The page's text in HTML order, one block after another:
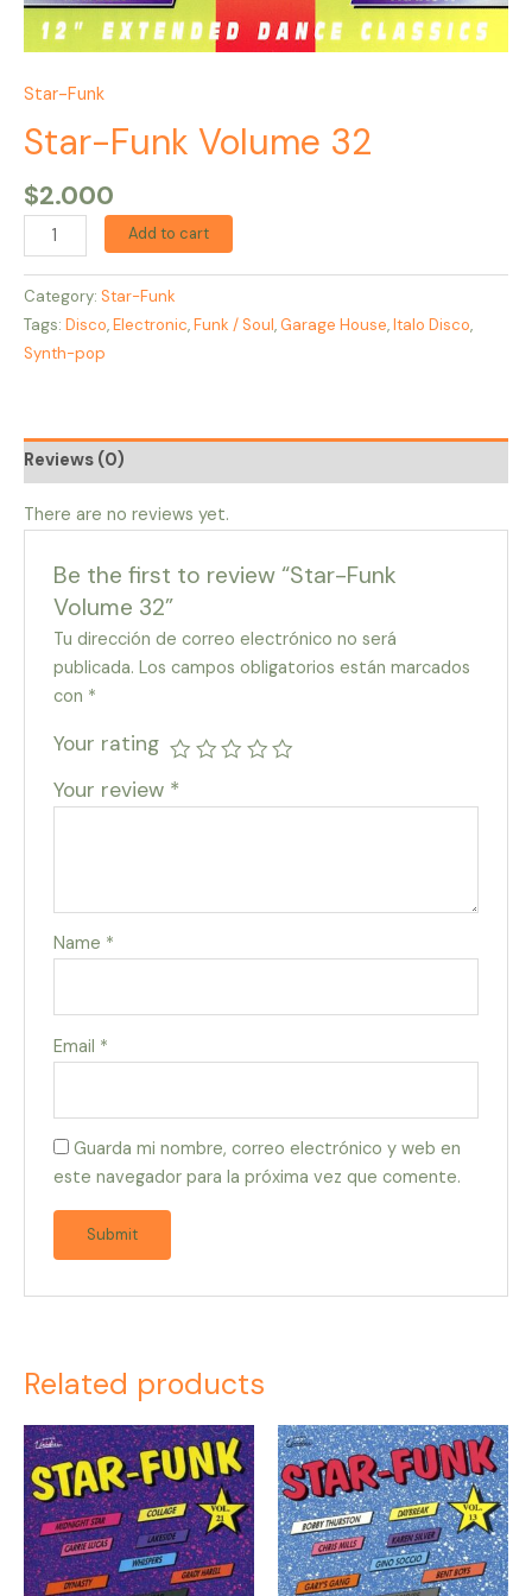
Star-Funk
Star-Funk Volume 32
$2.000
Add to cart
Category: Star-Funk
Tags: Disco,Electronic,Funk / Soul, Garage House,Italo Disco,
Synth-pop
Reviews (0)
There are no reviews yet.
Be the first to review “Star-Funk
Volume 32”
Tu dirección de correo electrónico no será
publicada. Los campos obligatorios están marcados
con *
Your rating
Your review *
Name *
Email *
Guarda mi nombre, correo electrónico y web en
este navegador para la próxima vez que comente.
Related products